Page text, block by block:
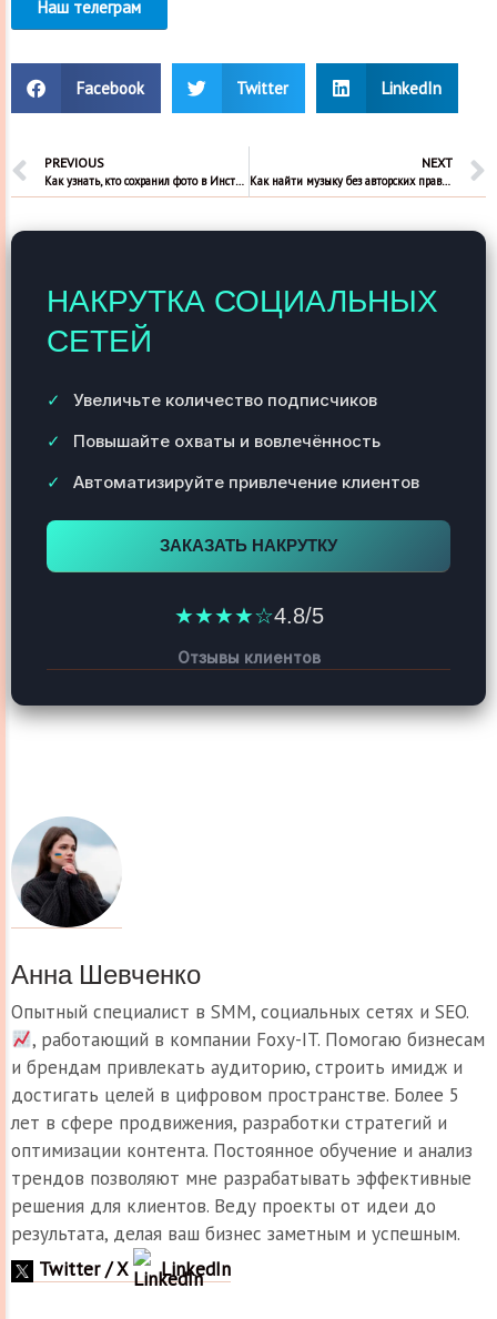
Наш телеграм
Facebook Twitter LinkedIn
PREVIOUS
Как узнать, кто сохранил фото в Инстаграме
NEXT
Как найти музыку без авторских прав в Инстаграм
НАКРУТКА СОЦИАЛЬНЫХ
СЕТЕЙ
Увеличьте количество подписчиков
Повышайте охваты и вовлечённость
Автоматизируйте привлечение клиентов
ЗАКАЗАТЬ НАКРУТКУ
★★★★☆4.8/5
Отзывы клиентов
Анна Шевченко
Опытный специалист в SMM, социальных сетях и SEO.
, работающий в компании Foxy-IT. Помогаю бизнесам
и брендам привлекать аудиторию, строить имидж и
достигать целей в цифровом пространстве. Более 5
лет в сфере продвижения, разработки стратегий и
оптимизации контента. Постоянное обучение и анализ
трендов позволяют мне разрабатывать эффективные
решения для клиентов. Веду проекты от идеи до
результата, делая ваш бизнес заметным и успешным.
Twitter / X
LinkedIn